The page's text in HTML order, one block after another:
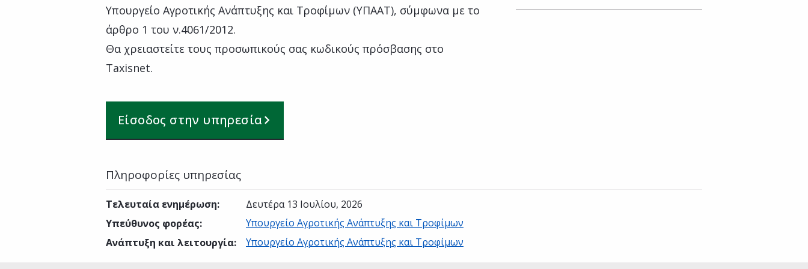
Υπουργείο Αγροτικής Ανάπτυξης και Τροφίμων (ΥΠΑΑΤ), σύμφωνα με το
άρθρο 1 του ν.4061/2012.
Θα χρειαστείτε τους προσωπικούς σας κωδικούς πρόσβασης στο
Taxisnet.
Είσοδος στην υπηρεσία
Πληροφορίες υπηρεσίας
Τελευταία ενημέρωση:
Δευτέρα 13 Ιουλίου, 2026
Υπεύθυνος φορέας:
Υπουργείο Αγροτικής Ανάπτυξης και Τροφίμων
Ανάπτυξη και λειτουργία: Υπουργείο Αγροτικής Ανάπτυξης και Τροφίμων